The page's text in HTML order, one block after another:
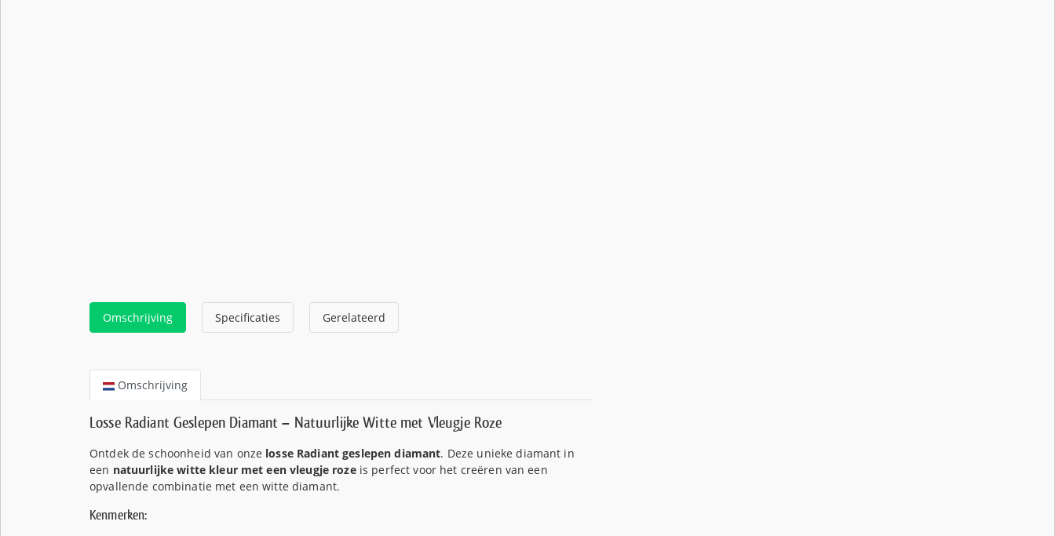
Omschrijving Specificaties Gerelateerd
Omschrijving
Losse Radiant Geslepen Diamant – Natuurlijke Witte met Vleugje Roze
Ontdek de schoonheid van onze losse Radiant geslepen diamant. Deze unieke diamant in
een natuurlijke witte kleur met een vleugje rozeis perfect voor het creëren van een
opvallende combinatie met een witte diamant.
Kenmerken: